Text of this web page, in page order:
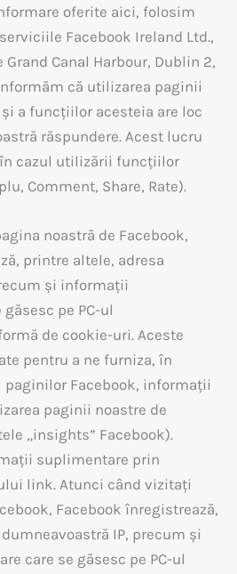
oferite aici, folosim
Facebook Ireland Ltd.,
Grand Canal Harbour, Dublin 2,
că utilizarea paginii
a funcțiilor acesteia are loc
răspundere. Acest lucru
cazul utilizării funcțiilor
Comment, Share, Rate).
noastră de Facebook,
printre altele, adresa
și informații
pe PC-ul
de cookie-uri. Aceste
pentru a ne furniza, în
Facebook, informații
paginii noastre de
„insights” Facebook).
suplimentare prin
link. Atunci când vizitați
Facebook înregistrează,
IP, precum și
care se găsesc pe PC-ul